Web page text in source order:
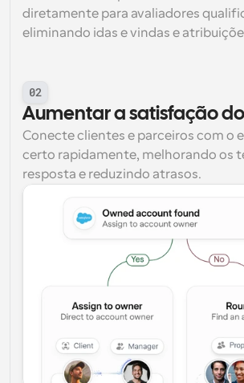
diretamente para avaliadores
eliminando idas e vindas e
02
Aumentar a satisfação
Conecte clientes e parceiros com o
certo rapidamente, melhorando os
resposta e reduzindo atrasos.